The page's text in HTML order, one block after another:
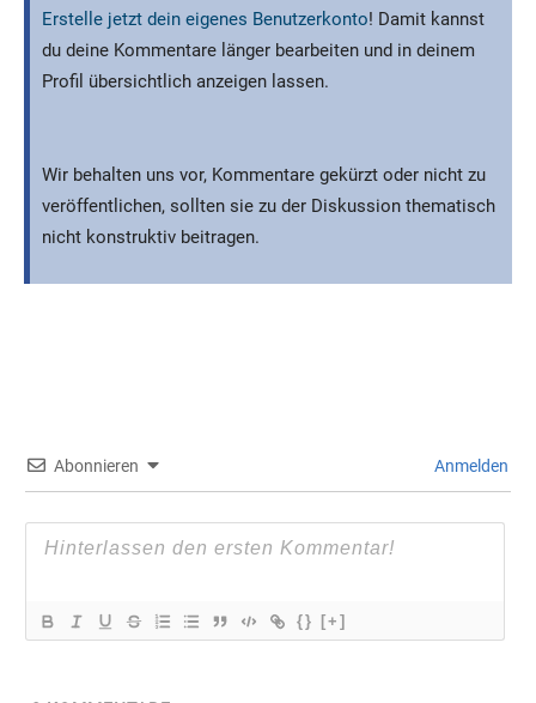
Erstelle jetzt dein eigenes Benutzerkonto! Damit kannst
du deine Kommentare länger bearbeiten und in deinem
Profil übersichtlich anzeigen lassen.
Wir behalten uns vor, Kommentare gekürzt oder nicht zu
veröffentlichen, sollten sie zu der Diskussion thematisch
nicht konstruktiv beitragen.
Abonnieren Anmelden
{} [+]